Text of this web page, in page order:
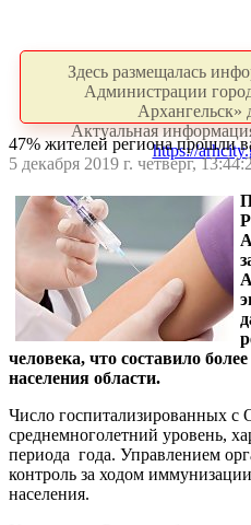
Здесь размещалась
Администрации
Архангельск»
Актуальная
https://
47% жителей региона прошли
5 декабря 2019 г. четверг,
человека, что составило
населения области.
Число госпитализированных
среднемноголетний уровень,
периода года. Управлением
контроль за ходом
населения.